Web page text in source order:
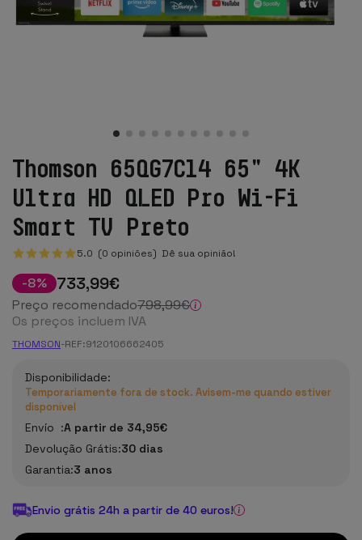
Thomson 65QG7C14 65" 4K
Ultra HD QLED Pro Wi-Fi
Smart TV Preto
5.0 (0 opiniões) Dê sua opinião!
-8% 733,99€
Preço recomendado798,99€
Os preços incluem IVA
THOMSON-REF:9120106662405
Disponibilidade:
Temporariamente fora de stock. Avisem-me quando estiver
disponível
Envío :A partir de 34,95€
Devolução Grátis:30 dias
Garantia:3 anos
Envio grátis 24h a partir de 40 euros!